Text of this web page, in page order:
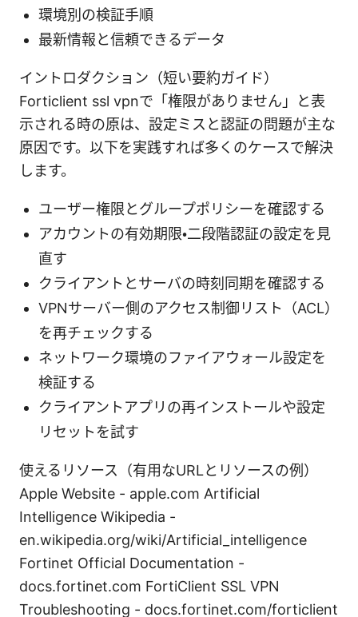
環境別の検証手順
最新情報と信頼できるデータ
イントロダクション（短い要約ガイド）
Forticlient ssl vpnで「権限がありません」と表
示される時の原は、設定ミスと認証の問題が主な
原因です。以下を実践すれば多くのケースで解決
します。
ユーザー権限とグループポリシーを確認する
アカウントの有効期限・二段階認証の設定を見
直す
クライアントとサーバの時刻同期を確認する
VPNサーバー側のアクセス制御リスト（ACL）
を再チェックする
ネットワーク環境のファイアウォール設定を
検証する
クライアントアプリの再インストールや設定
リセットを試す
使えるリソース（有用なURLとリソースの例）
Apple Website - apple.com Artificial
Intelligence Wikipedia -
en.wikipedia.org/wiki/Artificial_intelligence
Fortinet Official Documentation -
docs.fortinet.com FortiClient SSL VPN
Troubleshooting - docs.fortinet.com/forticlient